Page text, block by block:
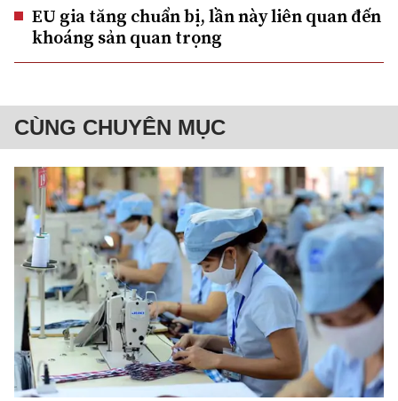
EU gia tăng chuẩn bị, lần này liên quan đến
khoáng sản quan trọng
CÙNG CHUYÊN MỤC